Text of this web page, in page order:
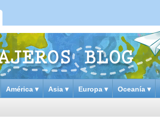
América ▾ Asia ▾ Europa ▾ Oceanía ▾